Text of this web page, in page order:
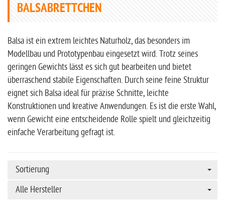
BALSABRETTCHEN
Balsa ist ein extrem leichtes Naturholz, das besonders im
Modellbau und Prototypenbau eingesetzt wird. Trotz seines
geringen Gewichts lässt es sich gut bearbeiten und bietet
überraschend stabile Eigenschaften. Durch seine feine Struktur
eignet sich Balsa ideal für präzise Schnitte, leichte
Konstruktionen und kreative Anwendungen. Es ist die erste Wahl,
wenn Gewicht eine entscheidende Rolle spielt und gleichzeitig
einfache Verarbeitung gefragt ist.
Sortierung
Alle Hersteller